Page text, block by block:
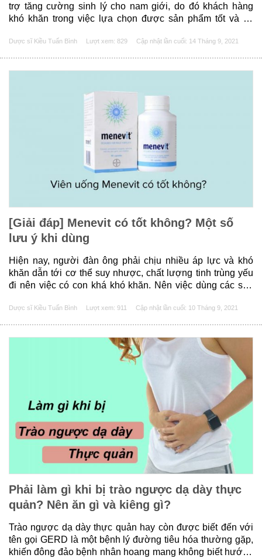
trợ tăng cường sinh lý cho nam giới, do đó khách hàng
khó khăn trong việc lựa chọn được sản phẩm tốt và có
cho bạn những thông tin về......
Dược sĩ Kiều Tuấn Bình Lượt xem: 829 Cập nhật lần cuối: 14 Tháng 9, 2021
[Giải đáp] Menevit có tốt không? Một số
lưu ý khi dùng
Hiện nay, người đàn ông phải chịu nhiều áp lực và khó
khăn dẫn tới cơ thể suy nhược, chất lượng tinh trùng yếu
đi nên việc có con khá khó khăn. Nên việc dùng các sản
ưu giúp tăng khả năng......
Dược sĩ Kiều Tuấn Bình Lượt xem: 911 Cập nhật lần cuối: 10 Tháng 9, 2021
Phải làm gì khi bị trào ngược dạ dày thực
quản? Nên ăn gì và kiêng gì?
Trào ngược dạ dày thực quản hay còn được biết đến với
tên gọi GERD là một bệnh lý đường tiêu hóa thường gặp,
khiến đông đảo bệnh nhân hoang mang không biết hướng